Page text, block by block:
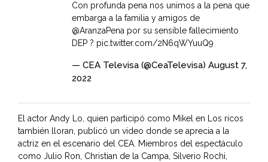
Con profunda pena nos unimos a la pena que
embarga a la familia y amigos de
@AranzaPena por su sensible fallecimiento
DEP ? pic.twitter.com/2N6qWYuuQ9
— CEA Televisa (@CeaTelevisa) August 7,
2022
El actor Andy Lo, quien participó como Mikel en Los ricos
también lloran, publicó un video donde se aprecia a la
actriz en el escenario del CEA. Miembros del espectáculo
como Julio Ron, Christian de la Campa, Silverio Rochi,